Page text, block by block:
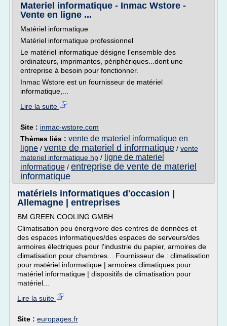
Materiel informatique - Inmac Wstore -
Vente en ligne ...
Matériel informatique
Matériel informatique professionnel
Le matériel informatique désigne l'ensemble des
ordinateurs, imprimantes, périphériques...dont une
entreprise à besoin pour fonctionner.
Inmac Wstore est un fournisseur de matériel
informatique,...
Lire la suite
Site : inmac-wstore.com
Thèmes liés : vente de materiel informatique en
ligne / vente de materiel d informatique / vente
materiel informatique hp / ligne de materiel
informatique / entreprise de vente de materiel
informatique
matériels informatiques d'occasion |
Allemagne | entreprises
BM GREEN COOLING GMBH
Climatisation peu énergivore des centres de données et
des espaces informatiques/des espaces de serveurs/des
armoires électriques pour l'industrie du papier, armoires de
climatisation pour chambres... Fournisseur de : climatisation
pour matériel informatique | armoires climatiques pour
matériel informatique | dispositifs de climatisation pour
matériel...
Lire la suite
Site : europages.fr